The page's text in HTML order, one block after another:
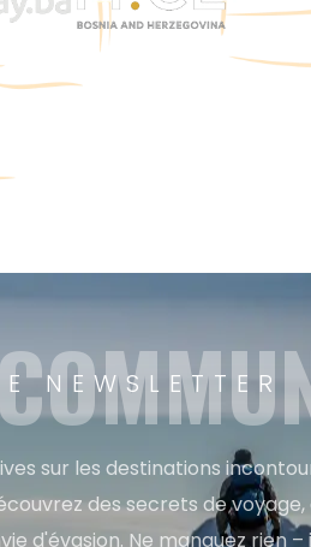
NEWSLETTER
sur les destinations
des secrets de voyage,
d'évasion. Ne manquez rien –